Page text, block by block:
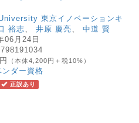
東京イノベーションキ
裕志
井原 慶亮
中道 賢
06月24日
（本体4,200円＋税10%）
ンダー資格
正誤あり